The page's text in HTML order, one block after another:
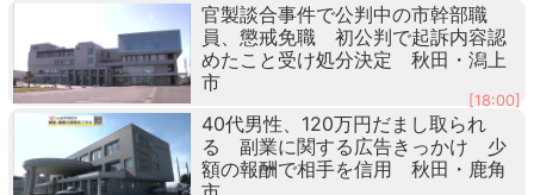
官製談合事件で公判中の市幹部職
員、懲戒免職 初公判で起訴内容認
めたこと受け処分決定 秋田・潟上
市
[18:00]
40代男性、120万円だまし取られ
る 副業に関する広告きっかけ 少
額の報酬で相手を信用 秋田・鹿角